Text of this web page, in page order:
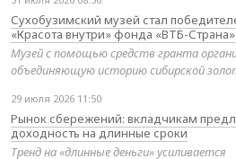
Сухобузимский музей стал
«Красота внутри» фонда «ВТБ-Страна»
Музей с помощью средств гранта
объединяющую историю сибирской
29 июля 2026 11:50
Рынок сбережений: вкладчикам
доходность на длинные сроки
Тренд на «длинные деньги» усиливается